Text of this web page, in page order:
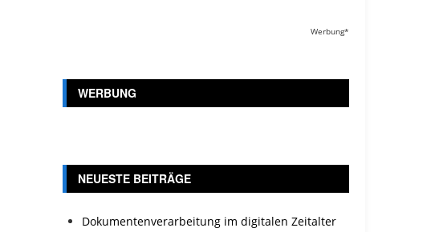
Werbung*
WERBUNG
NEUESTE BEITRÄGE
Dokumentenverarbeitung im digitalen Zeitalter